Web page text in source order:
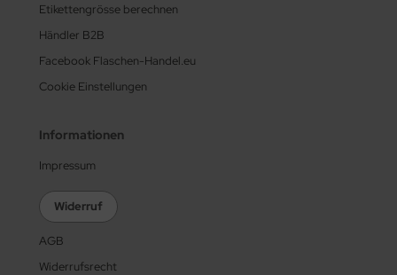
Etikettengrösse berechnen
Händler B2B
Facebook Flaschen-Handel.eu
Cookie Einstellungen
Informationen
Impressum
Widerruf
AGB
Widerrufsrecht